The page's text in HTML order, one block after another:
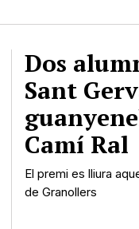
Dos
Sant
Camí Ral
El premi es lliura
de Granollers